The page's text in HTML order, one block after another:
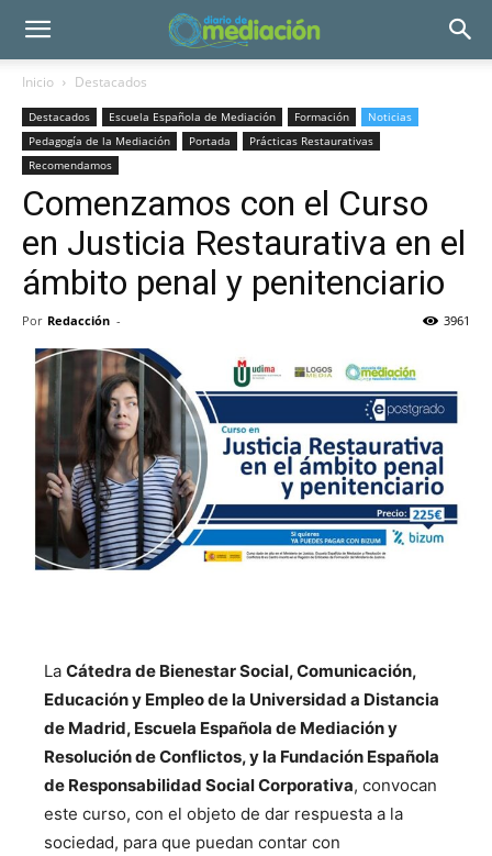
Inicio Destacados
Destacados Escuela Española de Mediación Formación
Noticias
Pedagogía de la Mediación
Portada
Prácticas Restaurativas
Recomendamos
Comenzamos con el Curso
en Justicia Restaurativa en el
ámbito penal y penitenciario
Por Redacción - 3961
La Cátedra de Bienestar Social, Comunicación,
Educación y Empleo de la Universidad a Distancia
de Madrid, Escuela Española de Mediación y
Resolución de Conflictos, y la Fundación Española
de Responsabilidad Social Corporativa, convocan
este curso, con el objeto de dar respuesta a la
sociedad, para que puedan contar con